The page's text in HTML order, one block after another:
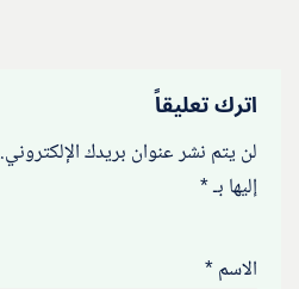
اترك تعليقاً
لن يتم نشر عنوان بريدك الإلكتروني.
إليها بـ*
الاسم*